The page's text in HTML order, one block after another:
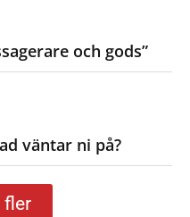
och gods”
väntar ni på?
fler